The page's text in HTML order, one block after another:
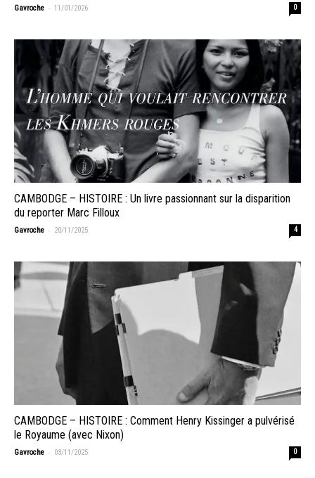
Gavroche - 11/01/2026 0
CAMBODGE – HISTOIRE : Un livre passionnant sur la disparition
du reporter Marc Filloux
Gavroche - 20/11/2025 4
CAMBODGE – HISTOIRE : Comment Henry Kissinger a pulvérisé
le Royaume (avec Nixon)
Gavroche - 03/11/2025 0